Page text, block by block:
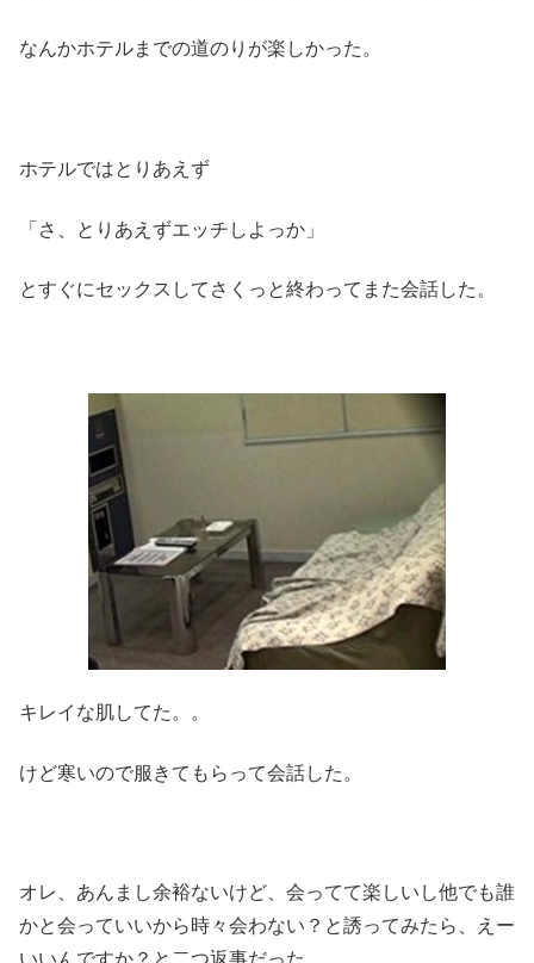
なんかホテルまでの道のりが楽しかった。
ホテルではとりあえず
「さ、とりあえずエッチしよっか」
とすぐにセックスしてさくっと終わってまた会話した。
キレイな肌してた。。
けど寒いので服きてもらって会話した。
オレ、あんまし余裕ないけど、会ってて楽しいし他でも誰
かと会っていいから時々会わない？と誘ってみたら、えー